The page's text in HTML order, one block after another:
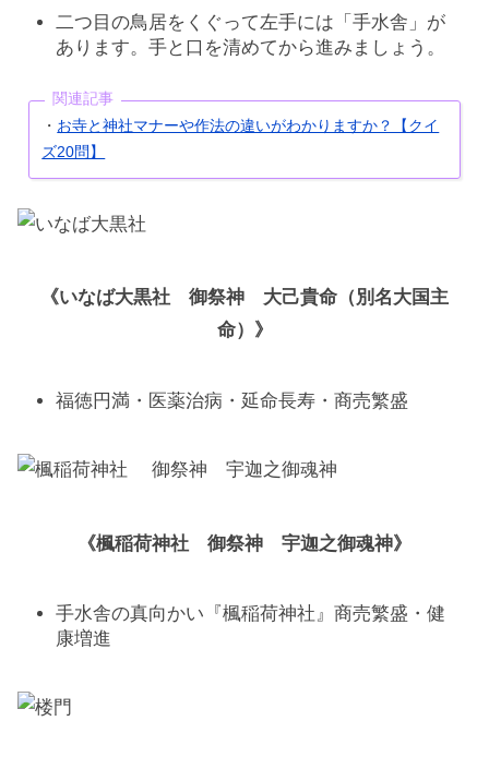
二つ目の鳥居をくぐって左手には「手水舎」が
あります。手と口を清めてから進みましょう。
関連記事
・ お寺と神社マナーや作法の違いがわかりますか？【クイ
ズ20問】
《いなば大黒社 御祭神 大己貴命（別名大国主
命）》
福徳円満・医薬治病・延命長寿・商売繁盛
《楓稲荷神社 御祭神 宇迦之御魂神》
手水舎の真向かい『楓稲荷神社』商売繁盛・健
康増進